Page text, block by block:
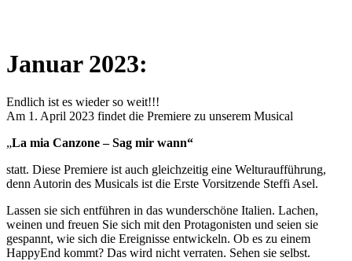
Januar 2023:
Endlich ist es wieder so weit!!!
Am 1. April 2023 findet die Premiere zu unserem Musical
„La mia Canzone – Sag mir wann“
statt. Diese Premiere ist auch gleichzeitig eine Welturaufführung,
denn Autorin des Musicals ist die Erste Vorsitzende Steffi Asel.
Lassen sie sich entführen in das wunderschöne Italien. Lachen,
weinen und freuen Sie sich mit den Protagonisten und seien sie
gespannt, wie sich die Ereignisse entwickeln. Ob es zu einem
HappyEnd kommt? Das wird nicht verraten. Sehen sie selbst.